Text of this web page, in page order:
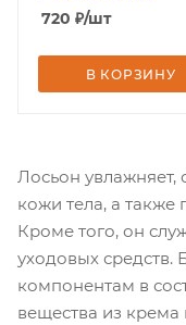
720 ₽/шт
В КОРЗИНУ
Лосьон увлажняет,
кожи тела, а также
Кроме того, он
уходовых средств.
компонентам в
вещества из